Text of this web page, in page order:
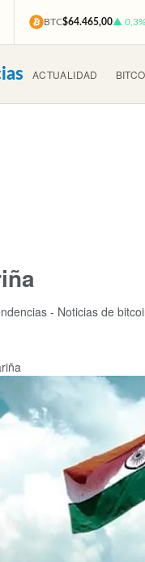
BTC$64.465,00▲ 0,3%
ACTUALIDAD
- Noticias de